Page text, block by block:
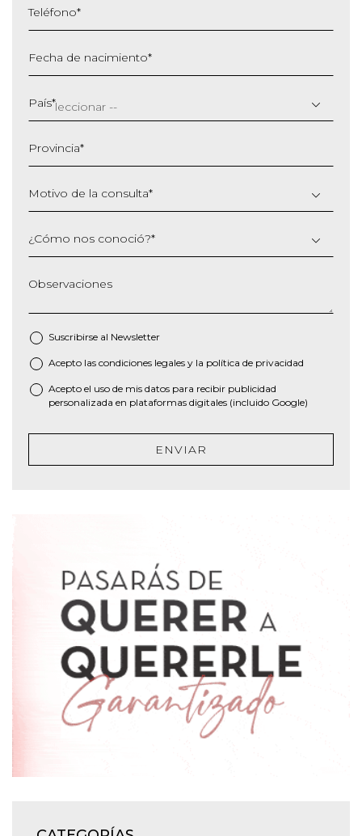
Teléfono*
Fecha de nacimiento*
barra
MM
AAAA
País*
Provincia*
Motivo de la consulta*
¿Cómo nos conoció?*
Observaciones
Suscribirse al Newsletter
* Acepto las condiciones legales y la política de privacidad
Acepto el uso de mis datos para recibir publicidad
personalizada en plataformas digitales (incluido Google)
ENVIAR